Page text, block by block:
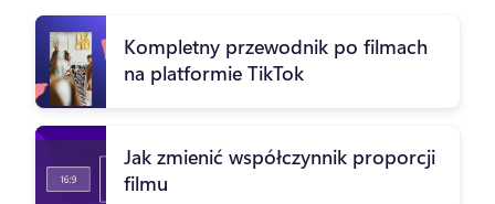
Kompletny przewodnik po filmach
na platformie TikTok
Jak zmienić współczynnik proporcji
filmu